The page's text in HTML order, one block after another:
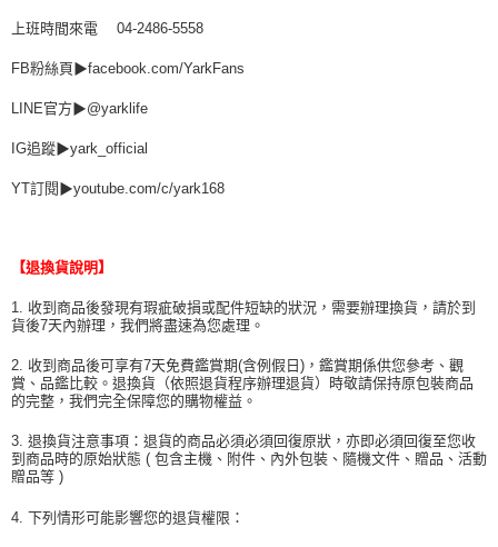
上班時間來電 04-2486-5558
FB粉絲頁▶facebook.com/YarkFans
LINE官方▶@yarklife
IG追蹤▶yark_official
YT訂閱▶youtube.com/c/yark168
【退換貨說明】
1. 收到商品後發現有瑕疵破損或配件短缺的狀況，需要辦理換貨，請於到
貨後7天內辦理，我們將盡速為您處理。
2. 收到商品後可享有7天免費鑑賞期(含例假日)，鑑賞期係供您參考、觀
賞、品鑑比較。退換貨（依照退貨程序辦理退貨）時敬請保持原包裝商品
的完整，我們完全保障您的購物權益。
3. 退換貨注意事項：退貨的商品必須必須回復原狀，亦即必須回復至您收
到商品時的原始狀態 ( 包含主機、附件、內外包裝、隨機文件、贈品、活動
贈品等 )
4. 下列情形可能影響您的退貨權限：